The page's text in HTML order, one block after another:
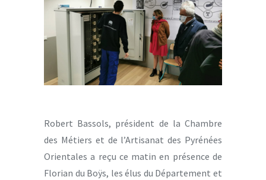
Robert Bassols, président de la Chambre
des Métiers et de l’Artisanat des Pyrénées
Orientales a reçu ce matin en présence de
Florian du Boÿs, les élus du Département et